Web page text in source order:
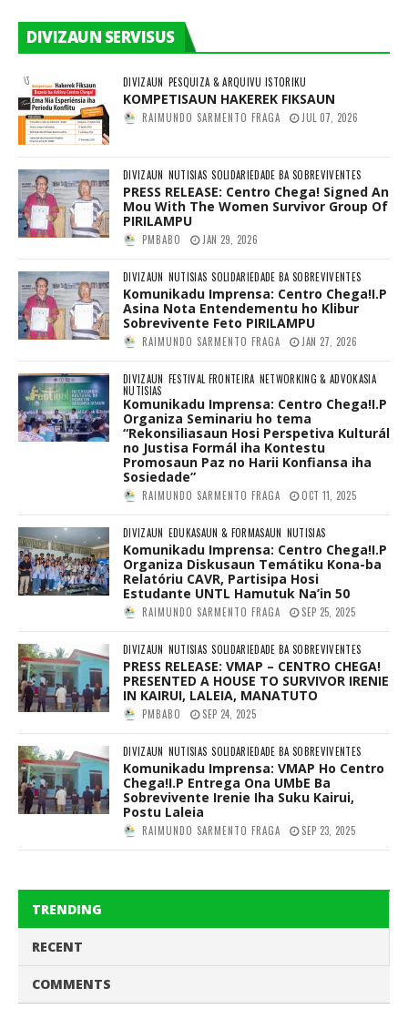
DIVIZAUN SERVISUS
DIVIZAUN PESQUIZA & ARQUIVU ISTORIKU
KOMPETISAUN HAKEREK FIKSAUN
RAIMUNDO SARMENTO FRAGA JUL 07, 2026
DIVIZAUN NUTISIAS SOLIDARIEDADE BA SOBREVIVENTES
PRESS RELEASE: Centro Chega! Signed An
Mou With The Women Survivor Group Of
PIRILAMPU
PMBABO JAN 29, 2026
DIVIZAUN NUTISIAS SOLIDARIEDADE BA SOBREVIVENTES
Komunikadu Imprensa: Centro Chega!I.P
Asina Nota Entendementu ho Klibur
Sobrevivente Feto PIRILAMPU
RAIMUNDO SARMENTO FRAGA JAN 27, 2026
DIVIZAUN FESTIVAL FRONTEIRA NETWORKING & ADVOKASIA
NUTISIAS
Komunikadu Imprensa: Centro Chega!I.P
Organiza Seminariu ho tema
“Rekonsiliasaun Hosi Perspetiva Kulturál
no Justisa Formál iha Kontestu
Promosaun Paz no Harii Konfiansa iha
Sosiedade”
RAIMUNDO SARMENTO FRAGA OCT 11, 2025
DIVIZAUN EDUKASAUN & FORMASAUN NUTISIAS
Komunikadu Imprensa: Centro Chega!I.P
Organiza Diskusaun Temátiku Kona-ba
Relatóriu CAVR, Partisipa Hosi
Estudante UNTL Hamutuk Na’in 50
RAIMUNDO SARMENTO FRAGA SEP 25, 2025
DIVIZAUN NUTISIAS SOLIDARIEDADE BA SOBREVIVENTES
PRESS RELEASE: VMAP – CENTRO CHEGA!
PRESENTED A HOUSE TO SURVIVOR IRENIE
IN KAIRUI, LALEIA, MANATUTO
PMBABO SEP 24, 2025
DIVIZAUN NUTISIAS SOLIDARIEDADE BA SOBREVIVENTES
Komunikadu Imprensa: VMAP Ho Centro
Chega!I.P Entrega Ona UMbE Ba
Sobrevivente Irenie Iha Suku Kairui,
Postu Laleia
RAIMUNDO SARMENTO FRAGA SEP 23, 2025
TRENDING
RECENT
COMMENTS